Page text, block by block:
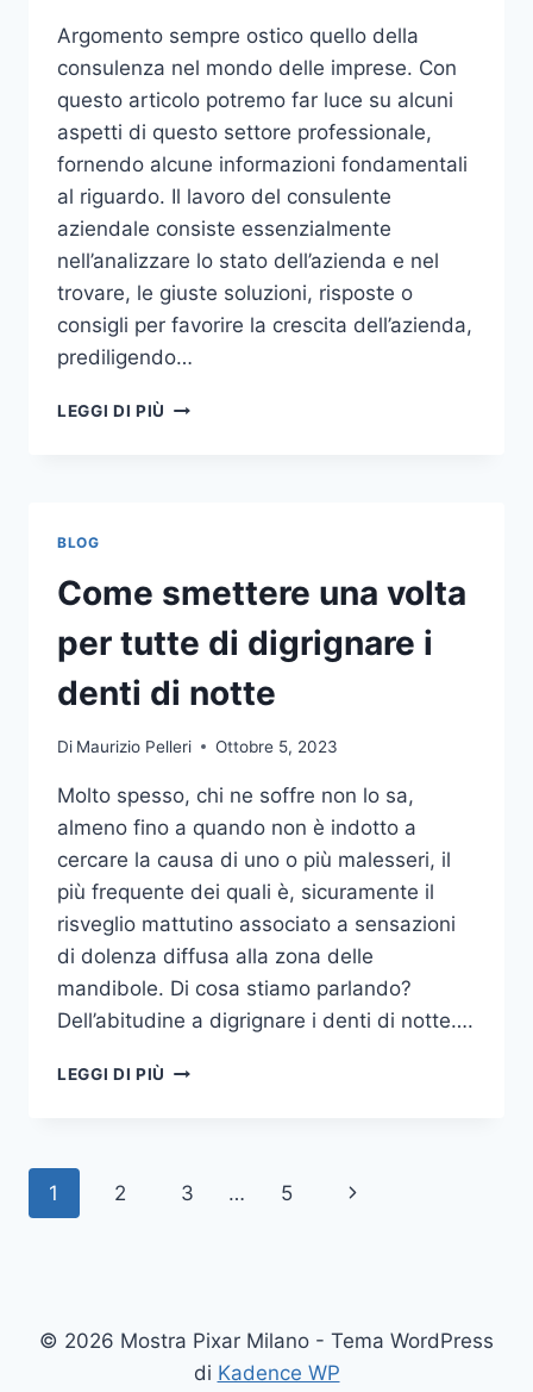
Argomento sempre ostico quello della
consulenza nel mondo delle imprese. Con
questo articolo potremo far luce su alcuni
aspetti di questo settore professionale,
fornendo alcune informazioni fondamentali
al riguardo. Il lavoro del consulente
aziendale consiste essenzialmente
nell’analizzare lo stato dell’azienda e nel
trovare, le giuste soluzioni, risposte o
consigli per favorire la crescita dell’azienda,
prediligendo…
LEGGI DI PIÙ IL
BLOG
Come smettere una volta
per tutte di digrignare i
denti di notte
Di Maurizio Pelleri Ottobre 5, 2023
Molto spesso, chi ne soffre non lo sa,
almeno fino a quando non è indotto a
cercare la causa di uno o più malesseri, il
più frequente dei quali è, sicuramente il
risveglio mattutino associato a sensazioni
di dolenza diffusa alla zona delle
mandibole. Di cosa stiamo parlando?
Dell’abitudine a digrignare i denti di notte….
LEGGI DI PIÙ COME
TUTTE
NOTTE
Navigazione
1 2 3 … 5
Pagina
© 2026 Mostra Pixar Milano - Tema WordPress
di Kadence WP